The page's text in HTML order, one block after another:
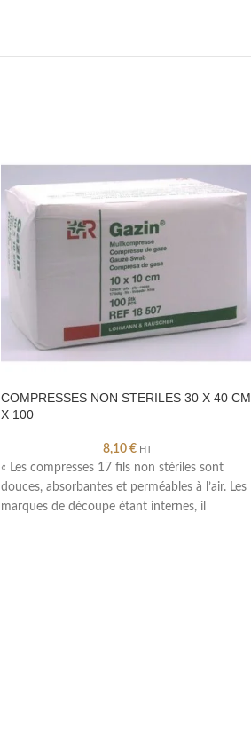
COMPRESSES NON STERILES 30 X 40 CM
X 100
8,10 € HT
« Les compresses 17 fils non stériles sont
douces, absorbantes et perméables à l’air. Les
marques de découpe étant internes, il